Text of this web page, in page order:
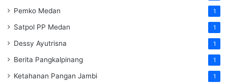
Pemko Medan 1
Satpol PP Medan 1
Dessy Ayutrisna 1
Berita Pangkalpinang 1
Ketahanan Pangan Jambi 1